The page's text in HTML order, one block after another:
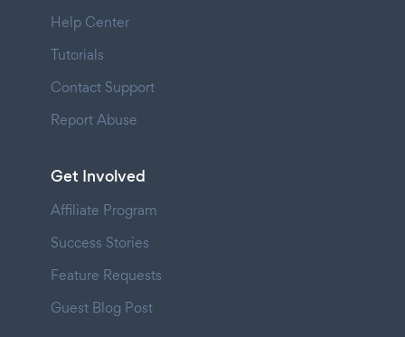
Help Center
Tutorials
Contact Support
Report Abuse
Get Involved
Affiliate Program
Success Stories
Feature Requests
Guest Blog Post